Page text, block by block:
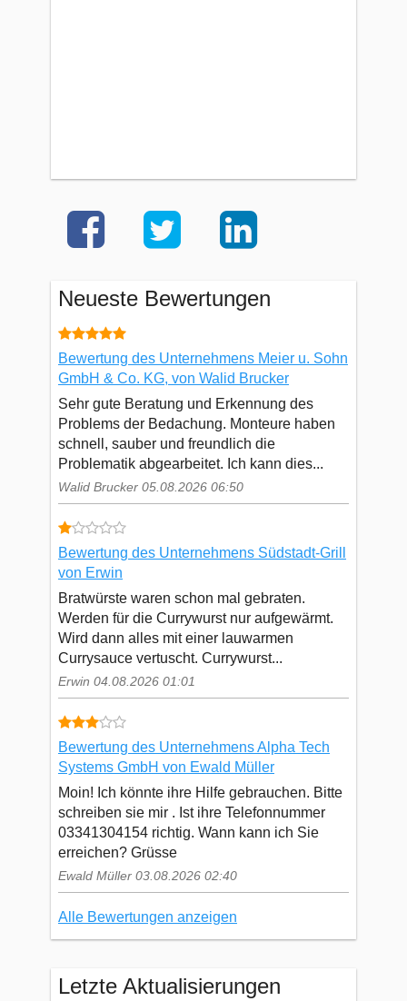
Neueste Bewertungen
Bewertung des Unternehmens Meier u. Sohn
GmbH & Co. KG, von Walid Brucker
Sehr gute Beratung und Erkennung des
Problems der Bedachung. Monteure haben
schnell, sauber und freundlich die
Problematik abgearbeitet. Ich kann dies...
Walid Brucker 05.08.2026 06:50
Bewertung des Unternehmens Südstadt-Grill
von Erwin
Bratwürste waren schon mal gebraten.
Werden für die Currywurst nur aufgewärmt.
Wird dann alles mit einer lauwarmen
Currysauce vertuscht. Currywurst...
Erwin 04.08.2026 01:01
Bewertung des Unternehmens Alpha Tech
Systems GmbH von Ewald Müller
Moin! Ich könnte ihre Hilfe gebrauchen. Bitte
schreiben sie mir . Ist ihre Telefonnummer
03341304154 richtig. Wann kann ich Sie
erreichen? Grüsse
Ewald Müller 03.08.2026 02:40
Alle Bewertungen anzeigen
Letzte Aktualisierungen